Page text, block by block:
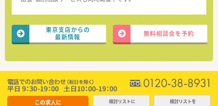
東京支店からの
最新情報
無料相談会を予約
この求人に 検討リストに 検討リストを